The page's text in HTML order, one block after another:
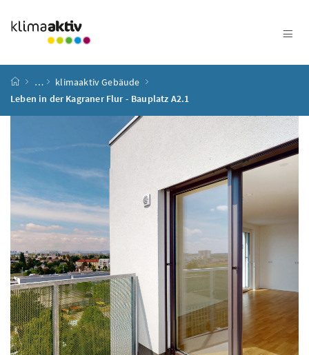
Startseite
…
klimaaktiv Gebäude
Leben in der Kagraner Flur - Bauplatz A2.1